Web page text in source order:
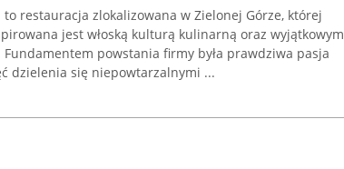
to restauracja zlokalizowana w Zielonej Górze, której
jest włoską kulturą kulinarną oraz wyjątkowym
powstania firmy była prawdziwa pasja
dzielenia się niepowtarzalnymi ...